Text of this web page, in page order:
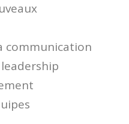
communication